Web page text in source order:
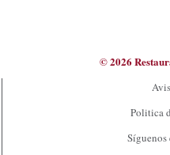
© 2026
Politica